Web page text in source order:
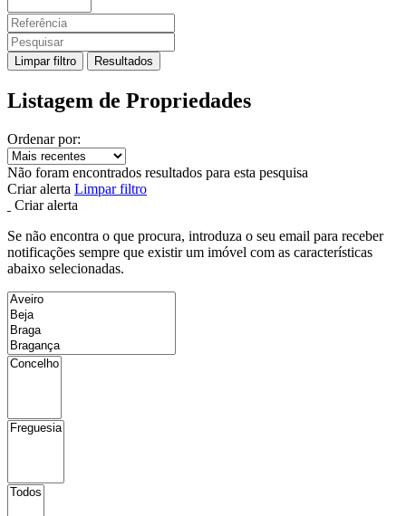
Limpar filtro Resultados
Listagem de Propriedades
Ordenar por:
Não foram encontrados resultados para esta pesquisa
Criar alerta Limpar filtro
Criar alerta
Se não encontra o que procura, introduza o seu email para receber
notificações sempre que existir um imóvel com as características
abaixo selecionadas.